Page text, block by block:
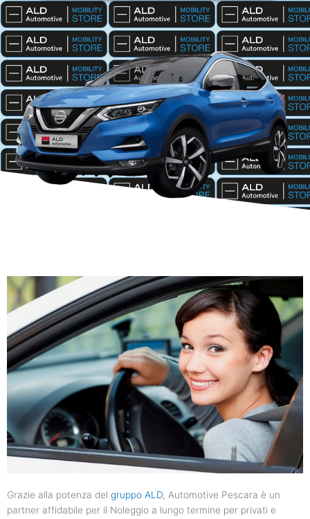
Grazie alla potenza del gruppo ALD, Automotive Pescara è un
partner affidabile per il Noleggio a lungo termine per privati e